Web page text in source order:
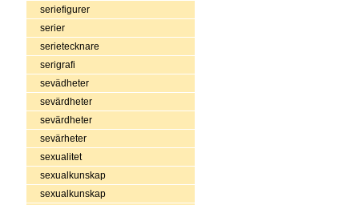
seriefigurer
serier
serietecknare
serigrafi
sevädheter
sevärdheter
sevärdheter
sevärheter
sexualitet
sexualkunskap
sexualkunskap